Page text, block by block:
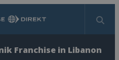
Suchen
Franchise in Libanon